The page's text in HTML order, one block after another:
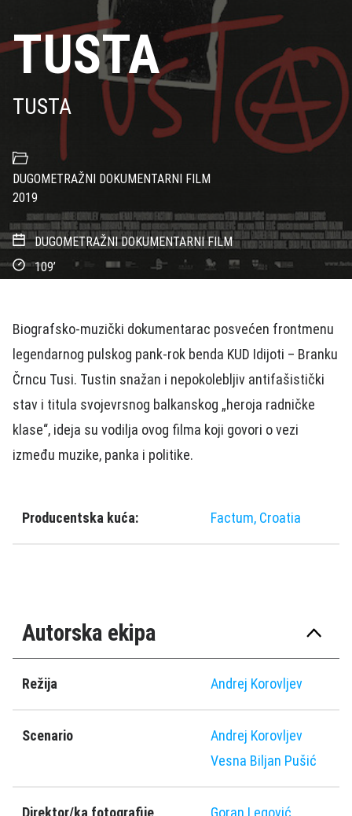
TUSTA
TUSTA
DUGOMETRAŽNI DOKUMENTARNI FILM
2019
DUGOMETRAŽNI DOKUMENTARNI FILM
109’
Biografsko-muzički dokumentarac posvećen frontmenu
legendarnog pulskog pank-rok benda KUD Idijoti – Branku
Črncu Tusi. Tustin snažan i nepokolebljiv antifašistički
stav i titula svojevrsnog balkanskog „heroja radničke
klase“, ideja su vodilja ovog filma koji govori o vezi
između muzike, panka i politike.
Producentska kuća: Factum, Croatia
Autorska ekipa
Režija Andrej Korovljev
Scenario
Andrej Korovljev
Vesna Biljan Pušić
Direktor/ka fotografije Goran Legović